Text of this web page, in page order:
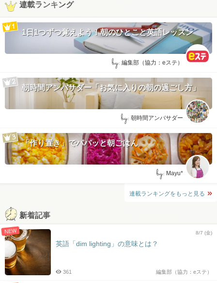
連載ランキング
1日1つずつ覚えよう！朝のひとこと英語レッスン
by: 編集部（協力：eステ）
朝時間アンバサダー「お気に入りの朝の過ごし方」
by: 朝時間アンバサダー
「作り置き」でパパッと朝ごはん
by: Mayu*
連載ランキングをもっと見る
新着記事
NEW 8/7 (金)
英語「dim lighting」の意味とは？
編集部（協力：eステ）
361